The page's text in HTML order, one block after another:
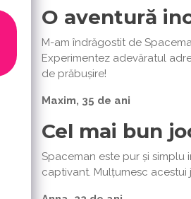
O aventură
M-am îndrăgostit de
Experimentez adevăratul
de prăbușire!
Maxim, 35 de ani
Cel mai bun
Spaceman este pur și
captivant. Mulțumesc